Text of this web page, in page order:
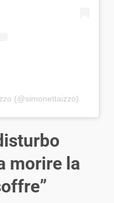
(@simonettaizzo)
morire la